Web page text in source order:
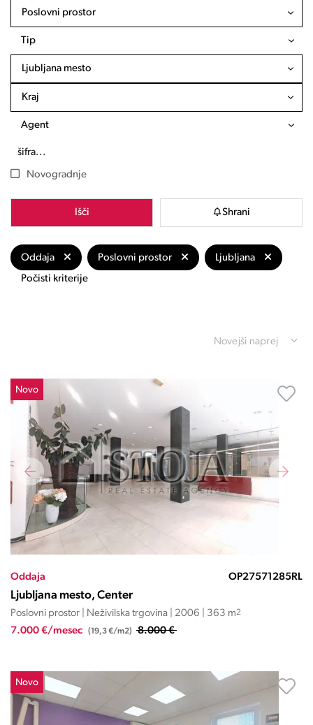
Poslovni prostor
Tip
Ljubljana mesto
Kraj
Agent
Novogradnje
Išči Shrani
Oddaja Poslovni prostor
Ljubljana
Počisti kriterije
Novejši naprej
Novo
Oddaja OP27571285RL
Ljubljana mesto, Center
Poslovni prostor | Neživilska trgovina | 2006 | 363 m2
7.000 €/mesec (19,3 €/m2) 8.000 €
Novo